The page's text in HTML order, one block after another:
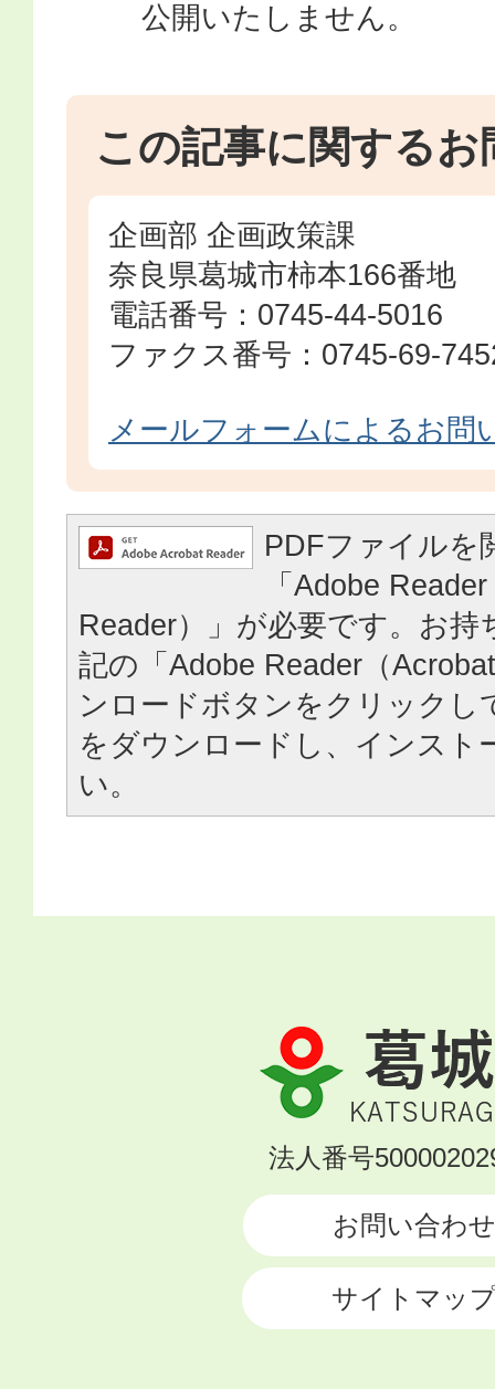
公開いたしません。
この記事に関するお
企画部 企画政策課
奈良県葛城市柿本166番地
電話番号：0745-44-5016
ファクス番号：0745-69-
メールフォームによるお問
PDFファイルを
「Adobe
Reader）」が必要です。お持
記の「Adobe Reader（
ンロードボタンをクリックし
をダウンロードし、インスト
い。
葛
城
市
KATSURAGI
法人番号
お問い合わせ
サイトマッ